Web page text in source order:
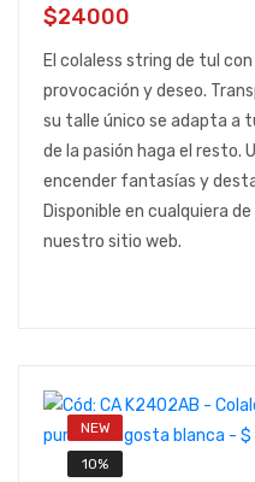
$24000
El colaless string de tul
provocación y deseo.
su talle único se adapta a
de la pasión haga el resto.
encender fantasías y
Disponible en cualquiera
nuestro sitio web.
NEW
10%